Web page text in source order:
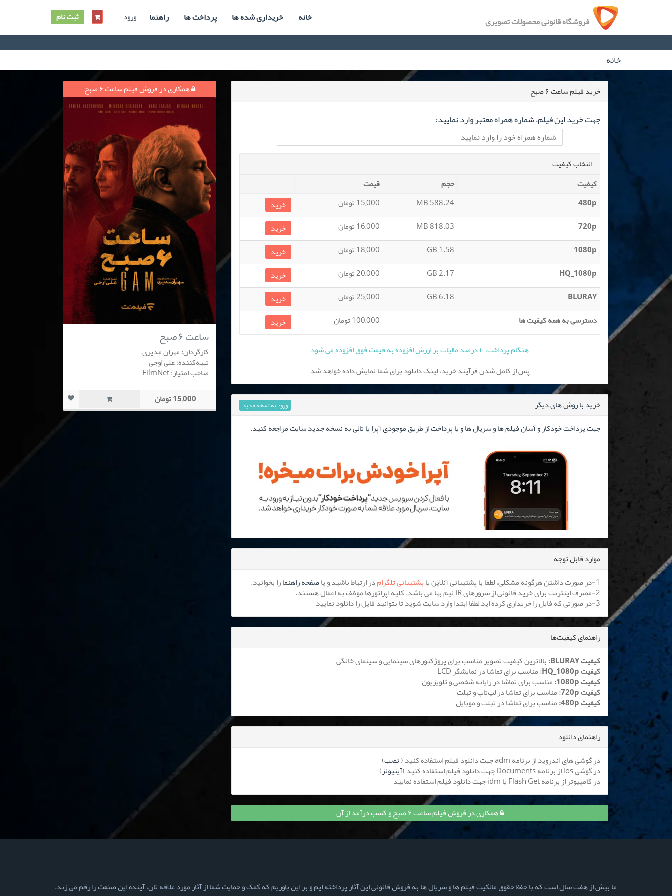
فروشگاه قانونی محصولات تصویری خانه خریداری شده ها پرداخت ها راهنما ورود ثبت نام
خانه
خرید فیلم ساعت ۶ صبح
جهت خرید این فیلم، شماره همراه معتبر وارد نمایید:
انتخاب کیفیت
کیفیت
حجم
قیمت
480p
588.24 MB 15,000 تومان
خرید
720p
818.03 MB 16,000 تومان
خرید
1080p
1.58 GB 18,000 تومان
خرید
HQ_1080p
2.17 GB 20,000 تومان
خرید
BLURAY
6.18 GB 25,000 تومان
خرید
دسترسی به همه کیفیت ها
100,000 تومان
خرید
هنگام پرداخت، ۱۰ درصد مالیات بر ارزش افزوده به قیمت فوق افزوده می شود
پس از کامل شدن فرآیند خرید، لینک دانلود برای شما نمایش داده خواهد شد
خرید با روش های دیگر ورود به نسخه جدید
جهت پرداخت خودکار و آسان فیلم ها و سریال ها و یا پرداخت از طریق موجودی آپرا یا تالی به نسخه جدید سایت مراجعه کنید.
موارد قابل توجه
1-در صورت داشتن هرگونه مشکلی، لطفا با پشتیبانی آنلاین یا
پشتیبانی تلگرامدر ارتباط باشید و یاصفحه راهنمارا بخوانید.
2-مصرف اینترنت برای خرید قانونی از سرورهای IR نیم بها می باشد. کلیه اپراتورها موظف به اعمال هستند.
3-در صورتی که فایل را خریداری کرده اید لطفا ابتدا وارد سایت شوید تا بتوانید فایل را دانلود نمایید
راهنمای کیفیت‌ها
کیفیت BLURAY:
بالاترین کیفیت تصویر مناسب برای پروژکتورهای سینمایی و سینمای خانگی
کیفیت HQ_1080p: مناسب برای تماشا در نمایشگر LCD
کیفیت 1080p: مناسب برای تماشا در رایانه شخصی و تلویزیون
کیفیت 720p: مناسب برای تماشا در لپ‌تاپ و تبلت
کیفیت 480p: مناسب برای تماشا در تبلت و موبایل
راهنمای دانلود
در گوشی های اندروید از برنامه adm جهت دانلود فیلم استفاده کنید (
نصب)
در گوشی ios از برنامه Documents جهت دانلود فیلم استفاده کنید ( آیتیونز)
در کامپیوتر از برنامه Flash Get یا idm جهت دانلود فیلم استفاده نمایید
همکاری در فروش فیلم ساعت ۶ صبح و کسب درآمد از آن
همکاری در فروش فیلم ساعت ۶ صبح
ساعت ۶ صبح
کارگردان: مهران مدیری
تهیه‌کننده: علی اوجی
صاحب امتیاز: FilmNet
15,000 تومان
ما بیش از هفت سال است که با حفظ حقوق مالکیت فیلم ها و سریال ها به فروش قانونی این آثار پرداخته ایم و بر این باوریم که کمک و حمایت شما از آثار مورد علاقه تان، آینده این صنعت را رقم می زند.